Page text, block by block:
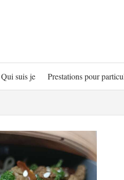
Qui suis je Prestations pour